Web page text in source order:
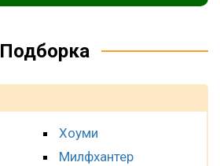
Подборка
Хоуми
Милфхантер